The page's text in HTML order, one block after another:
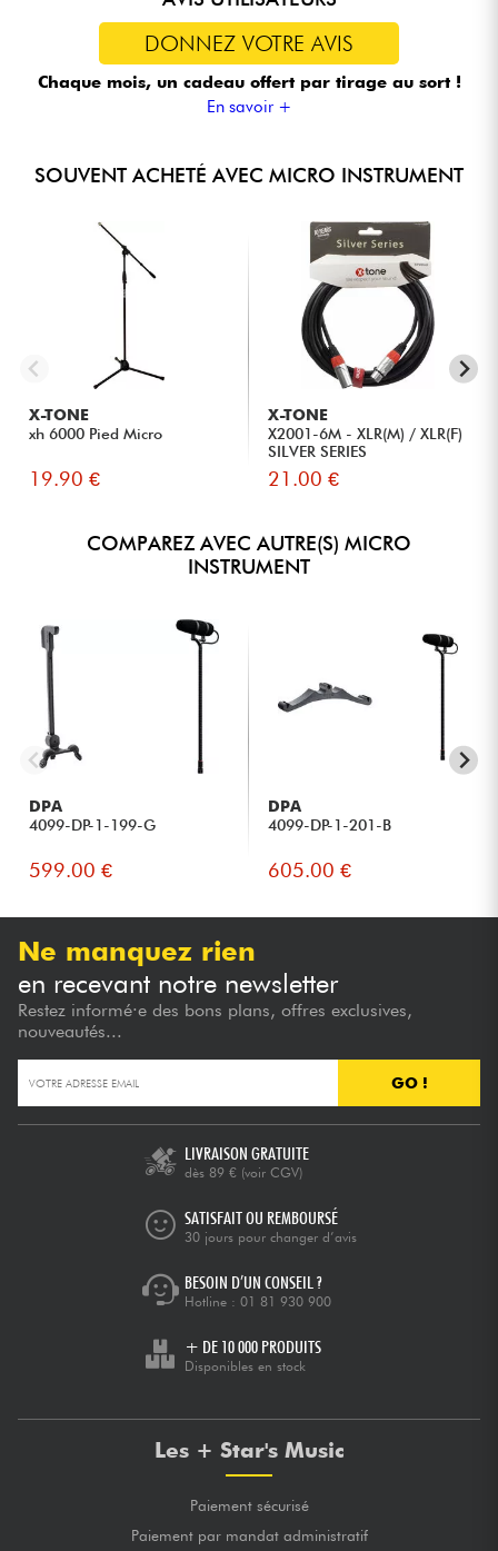
DONNEZ VOTRE AVIS
Chaque mois, un cadeau offert par tirage au sort !
En savoir +
SOUVENT ACHETÉ AVEC MICRO INSTRUMENT
X-TONE
xh 6000 Pied Micro
19.90 €
X-TONE
X2001-6M - XLR(M) / XLR(F)
SILVER SERIES
21.00 €
COMPAREZ AVEC AUTRE(S) MICRO
INSTRUMENT
DPA
4099-DP-1-199-G
599.00 €
DPA
4099-DP-1-201-B
605.00 €
Ne manquez rien
en recevant notre newsletter
Restez informé·e des bons plans, offres exclusives,
nouveautés...
GO !
LIVRAISON GRATUITE
dès 89 € (voir CGV)
SATISFAIT OU REMBOURSÉ
30 jours pour changer d’avis
BESOIN D’UN CONSEIL ?
Hotline : 01 81 930 900
+ DE 10 000 PRODUITS
Disponibles en stock
Les + Star's Music
Paiement sécurisé
Paiement par mandat administratif